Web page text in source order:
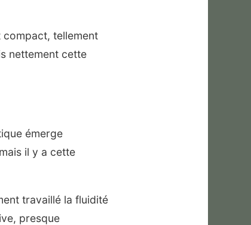
compact, tellement
nettement cette
émerge
il y a cette
travaillé la fluidité
presque